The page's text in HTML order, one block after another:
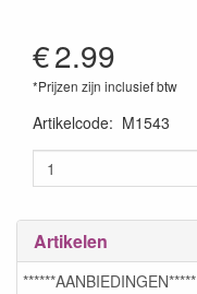
€2.99
*Prijzen zijn inclusief btw
Artikelcode: M1543
Artikelen
******AANBIEDINGEN*****